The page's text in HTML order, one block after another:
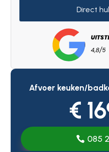
Direct
Afvoer keuken/
€
085